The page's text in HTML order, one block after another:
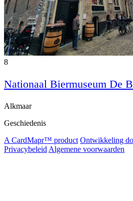
8
Nationaal Biermuseum De
Alkmaar
Geschiedenis
A CardMapr™ product Ontwikkeling
Privacybeleid Algemene voorwaarden